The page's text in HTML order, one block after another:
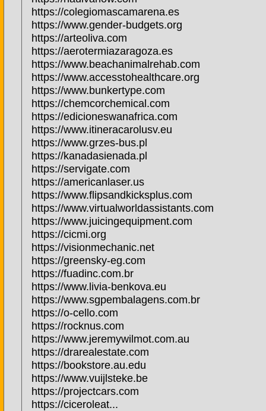
https://colegiomascamarena.es
https://www.gender-budgets.org
https://arteoliva.com
https://aerotermiazaragoza.es
https://www.beachanimalrehab.com
https://www.accesstohealthcare.org
https://www.bunkertype.com
https://chemcorchemical.com
https://edicioneswanafrica.com
https://www.itineracarolusv.eu
https://www.grzes-bus.pl
https://kanadasienada.pl
https://servigate.com
https://americanlaser.us
https://www.flipsandkicksplus.com
https://www.virtualworldassistants.com
https://www.juicingequipment.com
https://cicmi.org
https://visionmechanic.net
https://greensky-eg.com
https://fuadinc.com.br
https://www.livia-benkova.eu
https://www.sgpembalagens.com.br
https://o-cello.com
https://rocknus.com
https://www.jeremywilmot.com.au
https://drarealestate.com
https://bookstore.au.edu
https://www.vuijlsteke.be
https://projectcars.com
https://ciceroleat...